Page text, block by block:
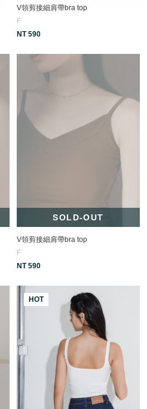
V領剪接細肩帶bra top
F
NT 590
SOLD-OUT
V領剪接細肩帶bra top
F
NT 590
HOT